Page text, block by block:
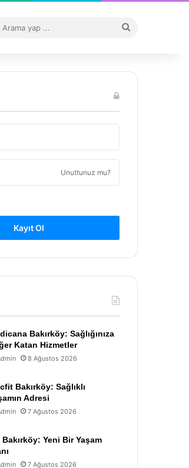
...
Unuttunuz mu?
Kayıt Ol
Bakırköy: Sağlığınıza
Katan Hizmetler
8 Ağustos 2026
Bakırköy: Sağlıklı
Adresi
7 Ağustos 2026
Bakırköy: Yeni Bir Yaşam
7 Ağustos 2026